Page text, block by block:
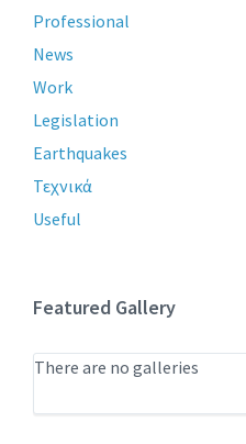
Professional
News
Work
Legislation
Earthquakes
Τεχνικά
Useful
Featured Gallery
There are no galleries